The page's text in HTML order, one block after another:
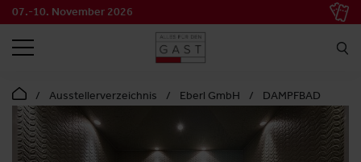
07.-10. November 2026
SUCHEN
Ausstellerverzeichnis Eberl GmbH DAMPFBAD